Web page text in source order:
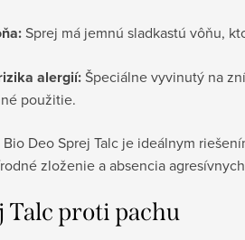
Sprej má jemnú sladkastú vôňu,
alergií:Špeciálne vyvinutý na
použitie.
Bio Deo Sprej Talc je ideálnym
zloženie a absencia
Talc proti pachu